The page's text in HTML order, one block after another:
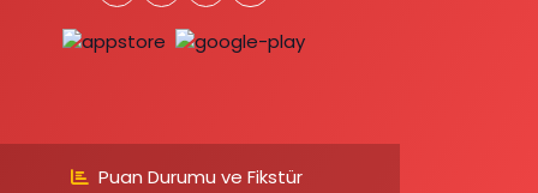
Puan Durumu ve Fikstür